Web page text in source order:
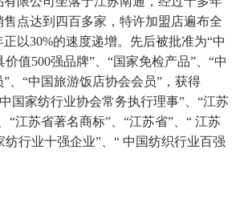
点达到四百多家，特许加盟店遍布全
以30%的速度递增。先后被批准为“中
价值500强品牌”、“国家免检产品”、“中
、“中国旅游饭店协会会员”，获得
国家纺行业协会常务执行理事”、“江苏
“江苏省著名商标”、“江苏省”、“ 江苏
纺行业十强企业”、“ 中国纺织行业百强